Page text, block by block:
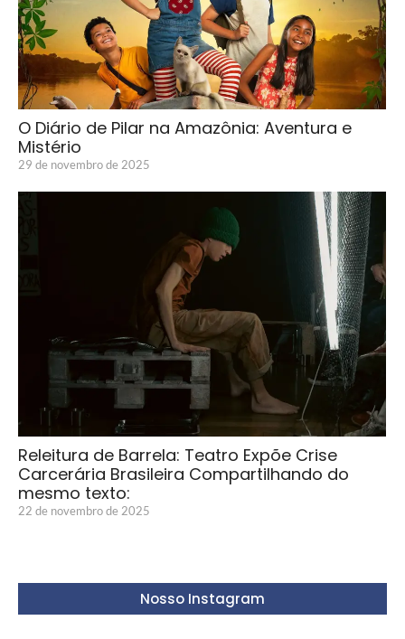
O Diário de Pilar na Amazônia: Aventura e
Mistério
29 de novembro de 2025
Releitura de Barrela: Teatro Expõe Crise
Carcerária Brasileira Compartilhando do
mesmo texto:
22 de novembro de 2025
Nosso Instagram